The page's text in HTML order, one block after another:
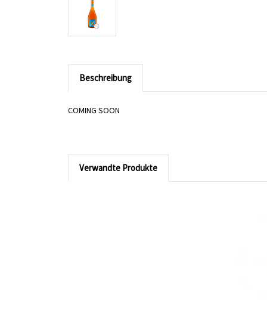
Beschreibung
COMING SOON
Verwandte Produkte